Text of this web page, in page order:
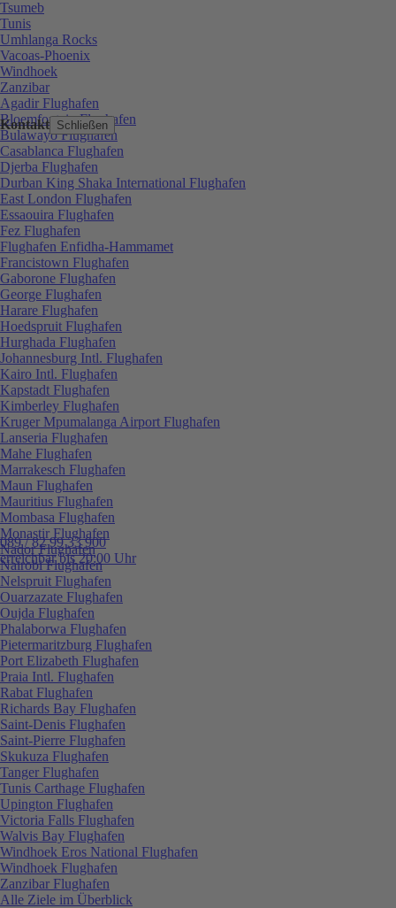
Kontakt Schließen
089 / 82 99 33 900
erreichbar bis 20:00 Uhr
Tsumeb
Tunis
Umhlanga Rocks
Vacoas-Phoenix
Windhoek
Zanzibar
Agadir Flughafen
Bloemfontein Flughafen
Bulawayo Flughafen
Casablanca Flughafen
Djerba Flughafen
Durban King Shaka International Flughafen
East London Flughafen
Essaouira Flughafen
Fez Flughafen
Flughafen Enfidha-Hammamet
Francistown Flughafen
Gaborone Flughafen
George Flughafen
Harare Flughafen
Hoedspruit Flughafen
Hurghada Flughafen
Johannesburg Intl. Flughafen
Kairo Intl. Flughafen
Kapstadt Flughafen
Kimberley Flughafen
Kruger Mpumalanga Airport Flughafen
Lanseria Flughafen
Mahe Flughafen
Marrakesch Flughafen
Maun Flughafen
Mauritius Flughafen
Mombasa Flughafen
Monastir Flughafen
Nador Flughafen
Nairobi Flughafen
Nelspruit Flughafen
Ouarzazate Flughafen
Oujda Flughafen
Phalaborwa Flughafen
Pietermaritzburg Flughafen
Port Elizabeth Flughafen
Praia Intl. Flughafen
Rabat Flughafen
Richards Bay Flughafen
Saint-Denis Flughafen
Saint-Pierre Flughafen
Skukuza Flughafen
Tanger Flughafen
Tunis Carthage Flughafen
Upington Flughafen
Victoria Falls Flughafen
Walvis Bay Flughafen
Windhoek Eros National Flughafen
Windhoek Flughafen
Zanzibar Flughafen
Alle Ziele im Überblick